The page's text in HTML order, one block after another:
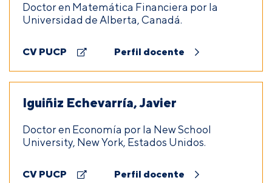
Doctor en Matemática Financiera por la
Universidad de Alberta, Canadá.
CV PUCP Perfil docente
Iguiñiz Echevarría, Javier
Doctor en Economía por la New School
University, New York, Estados Unidos.
CV PUCP Perfil docente